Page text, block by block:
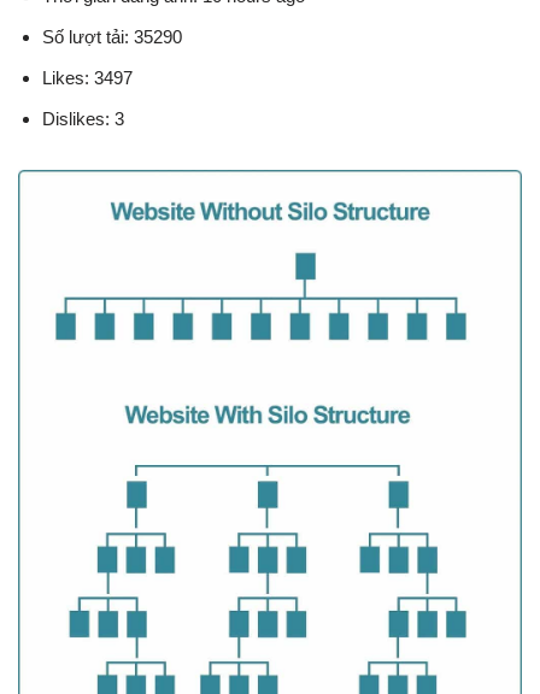
Số lượt tải: 35290
Likes: 3497
Dislikes: 3